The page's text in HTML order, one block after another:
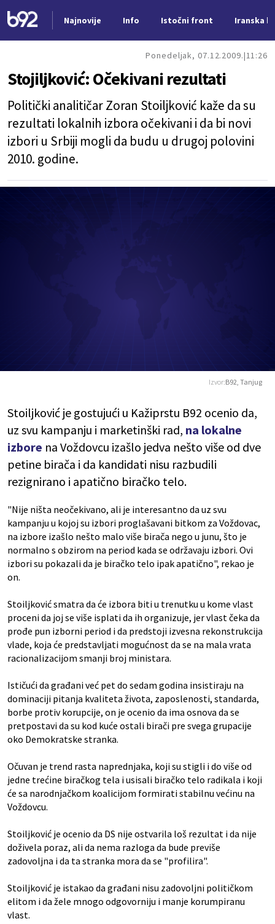
Najnovije Info Istočni front Iranska
Ponedeljak, 07.12.2009. 11:26
Stojiljković: Očekivani rezultati
Politički analitičar Zoran Stoiljković kaže da su
rezultati lokalnih izbora očekivani i da bi novi
izbori u Srbiji mogli da budu u drugoj polovini
2010. godine.
Izvor:B92, Tanjug
Stoiljković je gostujući u Kažiprstu B92 ocenio da,
uz svu kampanju i marketinški rad, na lokalne
izbore na Voždovcu izašlo jedva nešto više od dve
petine birača i da kandidati nisu razbudili
rezignirano i apatično biračko telo.
"Nije ništa neočekivano, ali je interesantno da uz svu
kampanju u kojoj su izbori proglašavani bitkom za Voždovac,
na izbore izašlo nešto malo više birača nego u junu, što je
normalno s obzirom na period kada se održavaju izbori. Ovi
izbori su pokazali da je biračko telo ipak apatično", rekao je
on.
Stoiljković smatra da će izbora biti u trenutku u kome vlast
proceni da joj se više isplati da ih organizuje, jer vlast čeka da
prođe pun izborni period i da predstoji izvesna rekonstrukcija
vlade, koja će predstavljati mogućnost da se na mala vrata
racionalizacijom smanji broj ministara.
Ističući da građani već pet do sedam godina insistiraju na
dominaciji pitanja kvaliteta života, zaposlenosti, standarda,
borbe protiv korupcije, on je ocenio da ima osnova da se
pretpostavi da su kod kuće ostali birači pre svega grupacije
oko Demokratske stranka.
Očuvan je trend rasta naprednjaka, koji su stigli i do više od
jedne trećine biračkog tela i usisali biračko telo radikala i koji
će sa narodnjačkom koalicijom formirati stabilnu većinu na
Voždovcu.
Stoiljković je ocenio da DS nije ostvarila loš rezultat i da nije
doživela poraz, ali da nema razloga da bude previše
zadovoljna i da ta stranka mora da se "profilira".
Stoiljković je istakao da građani nisu zadovoljni političkom
elitom i da žele mnogo odgovorniju i manje korumpiranu
vlast.